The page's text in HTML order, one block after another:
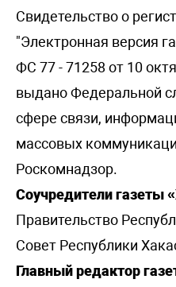
Свидетельство о
"Электронная версия
ФС 77 - 71258 от 10
выдано Федеральной
сфере связи,
массовых
Роскомнадзор.
Соучредители газеты
Правительство
Совет Республики
Главный редактор